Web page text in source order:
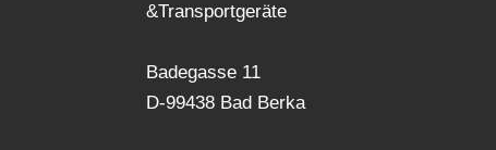
&Transportgeräte
Badegasse 11
D-99438 Bad Berka